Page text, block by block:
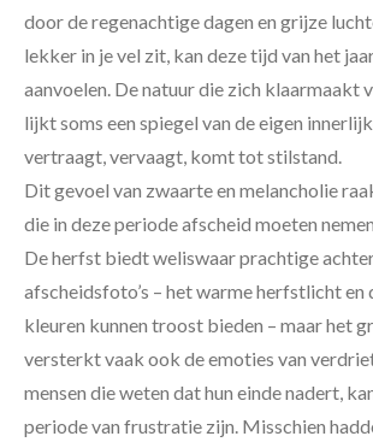
door de regenachtige dagen en grijze
lekker in je vel zit, kan deze tijd van het
aanvoelen. De natuur die zich klaarmaakt
lijkt soms een spiegel van de eigen
vertraagt, vervaagt, komt tot stilstand.
Dit gevoel van zwaarte en melancholie
die in deze periode afscheid moeten
De herfst biedt weliswaar prachtige
afscheidsfoto’s – het warme herfstlicht en
kleuren kunnen troost bieden – maar het
versterkt vaak ook de emoties van
mensen die weten dat hun einde nadert,
periode van frustratie zijn. Misschien